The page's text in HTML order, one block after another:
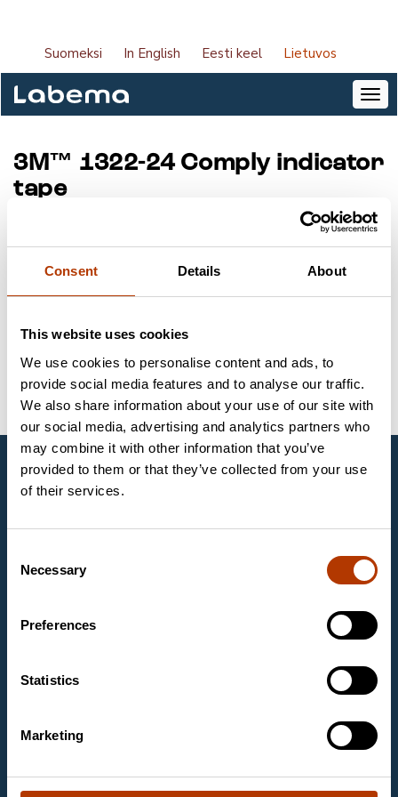
Consent Details About
This website uses cookies
We use cookies to personalise content and ads, to
provide social media features and to analyse our traffic.
We also share information about your use of our site with
our social media, advertising and analytics partners who
may combine it with other information that you’ve
provided to them or that they’ve collected from your use
of their services.
Selection
Necessary
Preferences
Statistics
Marketing
Suomeksi In English Eesti keel Lietuvos
3M™ 1322-24 Comply indicator
tape
Tiekėjas:Solventum
Paketo dydis:
Raktažodžiai
Infekcijos prevencija Priedai Solventum
UAB Labema
UAB „Labema“ yra gyvybės mokslų ir
įkurtos 1988 metais Suomijoje, veikiančios ir Baltijos
diagnostikos įrangą ir priemones sveikatos priežiūros,
maisto pramonės ir mokslinių tyrimų laboratorijoms.
molekulinė biologija, maisto diagnostika ir
UAB Labema
Kareivių g. 6